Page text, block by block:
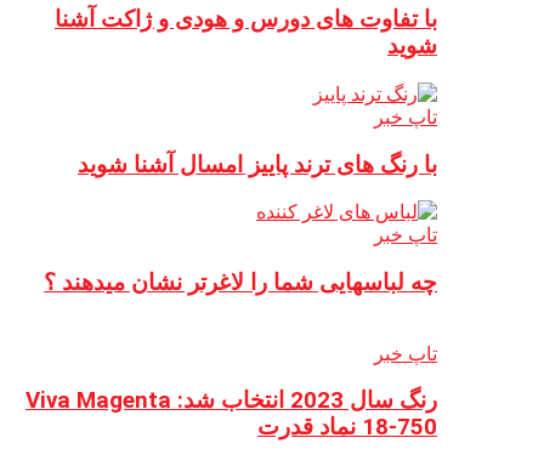
با تفاوت های دورس و هودی و ژاکت آشنا
شوید
تاپ خبر
با رنگ های ترند پاییز امسال آشنا شوید
تاپ خبر
چه لباسهایی شما را لاغرتر نشان میدهند ؟
تاپ خبر
رنگ سال 2023 انتخاب شد: Viva Magenta
18-750 نماد قدرت